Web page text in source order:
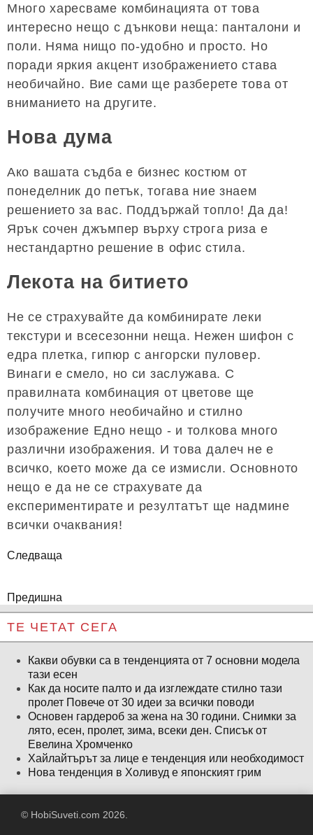
Много харесваме комбинацията от това
интересно нещо с дънкови неща: панталони и
поли. Няма нищо по-удобно и просто. Но
поради яркия акцент изображението става
необичайно. Вие сами ще разберете това от
вниманието на другите.
Нова дума
Ако вашата съдба е бизнес костюм от
понеделник до петък, тогава ние знаем
решението за вас. Поддържай топло! Да да!
Ярък сочен джъмпер върху строга риза е
нестандартно решение в офис стила.
Лекота на битието
Не се страхувайте да комбинирате леки
текстури и всесезонни неща. Нежен шифон с
едра плетка, гипюр с ангорски пуловер.
Винаги е смело, но си заслужава. С
правилната комбинация от цветове ще
получите много необичайно и стилно
изображение Едно нещо - и толкова много
различни изображения. И това далеч не е
всичко, което може да се измисли. Основното
нещо е да не се страхувате да
експериментирате и резултатът ще надмине
всички очаквания!
Следваща
Предишна
ТЕ ЧЕТАТ СЕГА
Какви обувки са в тенденцията от 7 основни модела
тази есен
Как да носите палто и да изглеждате стилно тази
пролет Повече от 30 идеи за всички поводи
Основен гардероб за жена на 30 години. Снимки за
лято, есен, пролет, зима, всеки ден. Списък от
Евелина Хромченко
Хайлайтърът за лице е тенденция или необходимост
Нова тенденция в Холивуд е японският грим
© HobiSuveti.com 2026.